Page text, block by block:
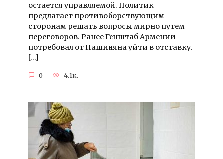
остается управляемой. Политик
предлагает противоборствующим
сторонам решать вопросы мирно путем
переговоров. Ранее Генштаб Армении
потребовал от Пашиняна уйти в отставку.
[…]
0 4.1к.